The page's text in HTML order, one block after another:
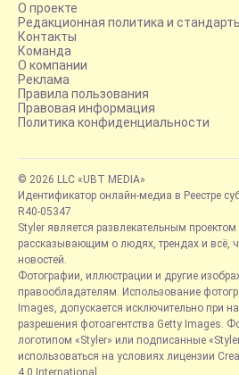
О проекте
Редакционная политика и
Контакты
Команда
О компании
Реклама
Правила пользования
Правовая информация
Политика конфиденциальности
© 2026 LLC «UBT MEDIA»
Идентификатор онлайн-медиа в Реестре
R40-05347
Styler является развлекательным
рассказывающим о людях, трендах и всё,
новостей.
Фотографии, иллюстрации и другие
правообладателям. Использование
Images, допускается исключительно при
разрешения фотоагентства Getty Images.
логотипом «Styler» или подписанные
использоваться на условиях лицензии
4.0 International.